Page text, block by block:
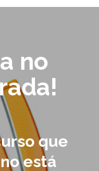
no
que
está